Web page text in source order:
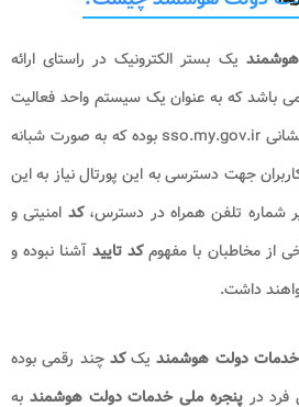
یک بستر الکترونیک در راستای ارائه
باشد که به عنوان یک سیستم واحد فعالیت
به نشانی sso.my.gov.ir بوده که به صورت شبانه
کاربران جهت دسترسی به این پورتال نیاز به این
شماره تلفن همراه در دسترس،کد امنیتی و
از مخاطبان با مفهومکد تاییدآشنا نبوده و
داشت.
خدمات دولت هوشمندیککدچند رقمی بوده
فرد درپنجره ملی خدمات دولت هوشمند به